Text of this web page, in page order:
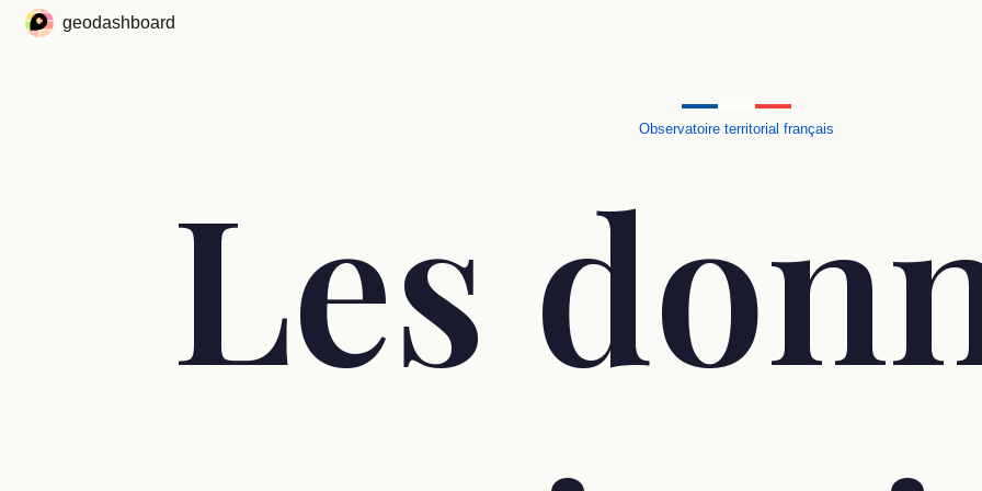
geodashboard
Observatoire territorial français
Les